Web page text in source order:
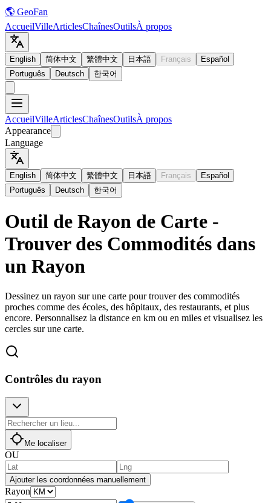
🌎 GeoFan
AccueilVilleArticlesChaînesOutilsÀ propos
English 简体中文 繁體中文 日本語 Français
Español
Português
Deutsch 한국어
AccueilVilleArticlesChaînesOutilsÀ propos
Appearance
Language
English 简体中文 繁體中文 日本語 Français
Español
Português
Deutsch 한국어
Outil de Rayon de Carte -
Trouver des Commodités dans
un Rayon
Dessinez un rayon sur une carte pour trouver des commodités
proches comme des écoles, des hôpitaux, des restaurants, et plus
encore. Personnalisez la distance en km ou en miles et visualisez les
cercles sur une carte.
Contrôles du rayon
Me localiser
OU
Ajouter les coordonnées manuellement
Rayon